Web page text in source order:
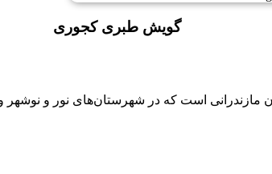
گویش طبری کجوری
است که در شهرستان‌های نور و نوشهر